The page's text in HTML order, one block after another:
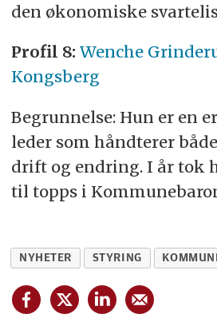
den økonomiske
Profil 8: Wenche
Kongsberg
Begrunnelse: Hun er en
leder som håndterer
drift og endring. I år tok
til topps i
NYHETER STYRING